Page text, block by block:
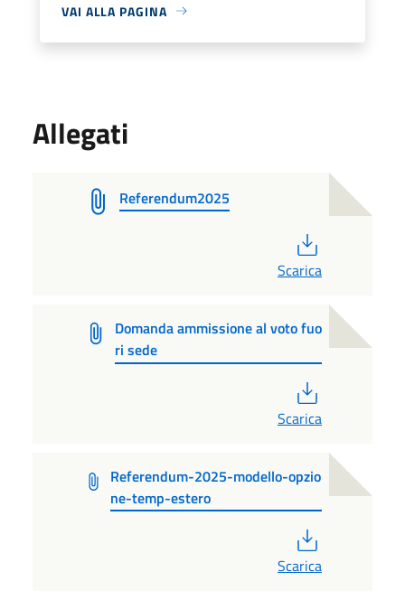
VAI ALLA PAGINA
Allegati
Referendum2025
Scarica
Domanda ammissione al voto fuo
ri sede
Scarica
Referendum-2025-modello-opzio
ne-temp-estero
Scarica